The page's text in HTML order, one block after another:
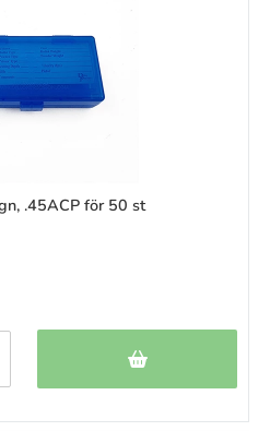
.45ACP för 50 st